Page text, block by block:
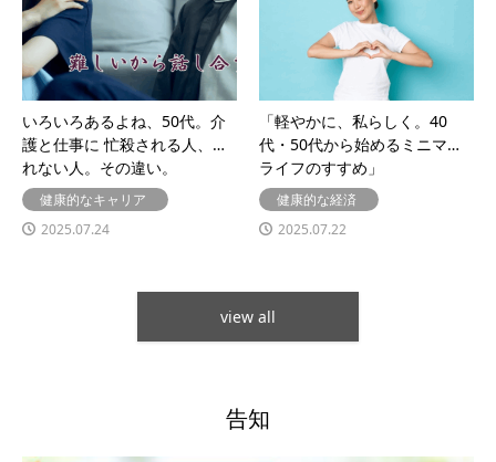
いろいろあるよね、50代。介
護と仕事に 忙殺される人、さ
れない人。その違い。
健康的なキャリア
2025.07.24
「軽やかに、私らしく。40
代・50代から始めるミニマル
ライフのすすめ」
健康的な経済
2025.07.22
view all
告知